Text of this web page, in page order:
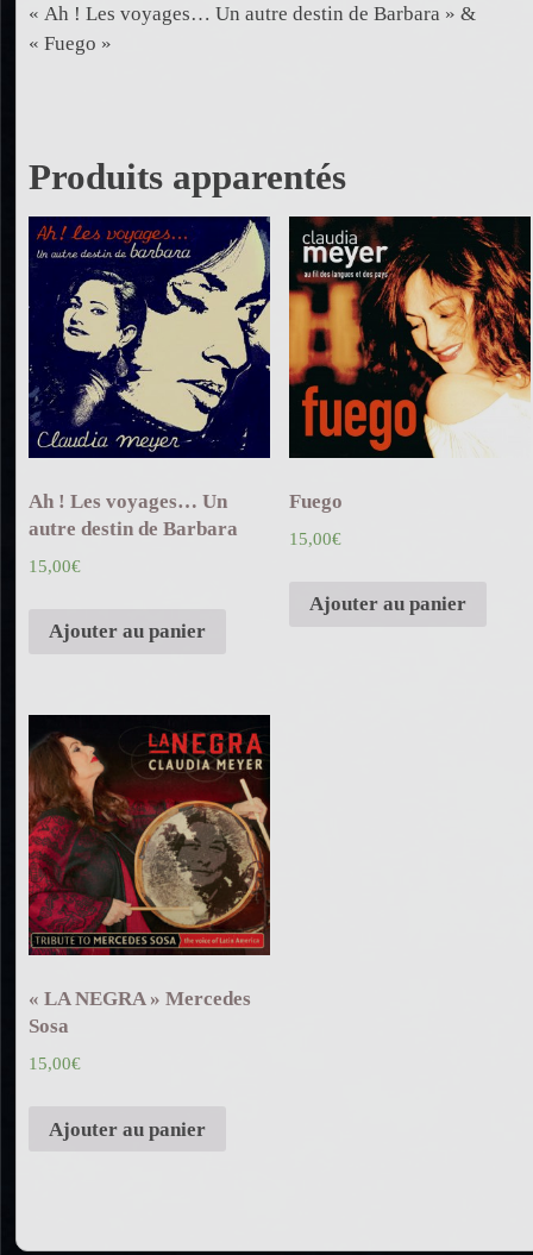
« Ah ! Les voyages… Un autre destin de Barbara » &
« Fuego »
Produits apparentés
Ah ! Les voyages… Un
autre destin de Barbara
15,00€
Ajouter au panier
Fuego
15,00€
Ajouter au panier
« LA NEGRA » Mercedes
Sosa
15,00€
Ajouter au panier